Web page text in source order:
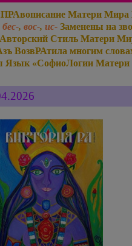
Матери Мира
бес-, вос-, ис-Заменены на
Стиль Матери
ВозвРАтила многим
Язык «СофиоЛогии